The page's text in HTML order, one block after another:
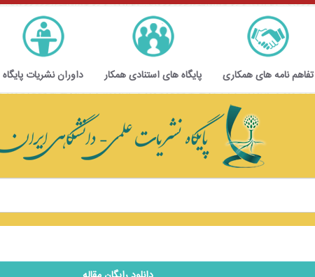
تفاهم نامه های همکاری پایگاه های استنادی همکار داوران نشریات پایگاه